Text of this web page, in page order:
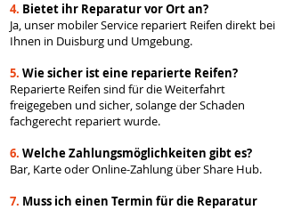
4. Bietet ihr Reparatur vor Ort an?
Ja, unser mobiler Service repariert Reifen direkt bei
Ihnen in Duisburg und Umgebung.
5. Wie sicher ist eine reparierte Reifen?
Reparierte Reifen sind für die Weiterfahrt
freigegeben und sicher, solange der Schaden
fachgerecht repariert wurde.
6. Welche Zahlungsmöglichkeiten gibt es?
Bar, Karte oder Online-Zahlung über Share Hub.
7. Muss ich einen Termin für die Reparatur